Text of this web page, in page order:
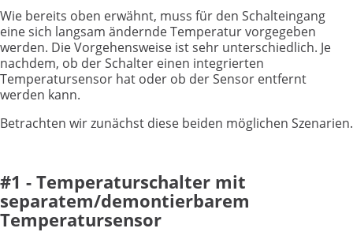
Wie bereits oben erwähnt, muss für den Schalteingang
eine sich langsam ändernde Temperatur vorgegeben
werden. Die Vorgehensweise ist sehr unterschiedlich. Je
nachdem, ob der Schalter einen integrierten
Temperatursensor hat oder ob der Sensor entfernt
werden kann.
Betrachten wir zunächst diese beiden möglichen Szenarien.
#1 - Temperaturschalter mit
separatem/demontierbarem
Temperatursensor